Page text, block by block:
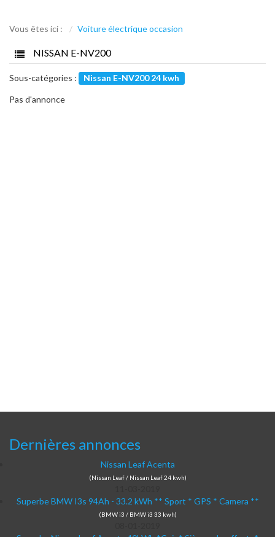
Vous êtes ici : Voiture électrique occasion
NISSAN E-NV200
Sous-catégories : Nissan E-NV200 24 kwh
Pas d'annonce
Dernières annonces
Nissan Leaf Acenta
(Nissan Leaf / Nissan Leaf 24 kwh)
Superbe BMW I3s 94Ah - 33.2 kWh ** Sport * GPS * Camera **
(BMW i3 / BMW i3 33 kwh)